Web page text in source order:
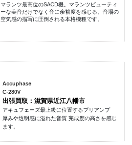
マランツ最高位のSACD機。マランツビューティ
ーな美音だけでなく音に余裕度を感じる。音場の
空気感の描写に圧倒される本格機種です。
Accuphase
C-280V
出張買取：滋賀県近江八幡市
アキュフェーズ最上級に位置するプリアンプ
厚みや透明感に溢れた音質 完成度の高さを感じ
ます。